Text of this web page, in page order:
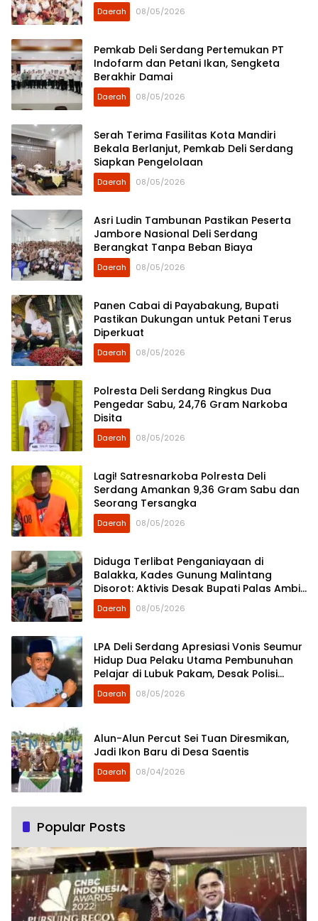
Daerah 08/05/2026
Pemkab Deli Serdang Pertemukan PT
Indofarm dan Petani Ikan, Sengketa
Berakhir Damai
Daerah 08/05/2026
Serah Terima Fasilitas Kota Mandiri
Bekala Berlanjut, Pemkab Deli Serdang
Siapkan Pengelolaan
Daerah 08/05/2026
Asri Ludin Tambunan Pastikan Peserta
Jambore Nasional Deli Serdang
Berangkat Tanpa Beban Biaya
Daerah 08/05/2026
Panen Cabai di Payabakung, Bupati
Pastikan Dukungan untuk Petani Terus
Diperkuat
Daerah 08/05/2026
Polresta Deli Serdang Ringkus Dua
Pengedar Sabu, 24,76 Gram Narkoba
Disita
Daerah 08/05/2026
Lagi! Satresnarkoba Polresta Deli
Serdang Amankan 9,36 Gram Sabu dan
Seorang Tersangka
Daerah 08/05/2026
Diduga Terlibat Penganiayaan di
Balakka, Kades Gunung Malintang
Disorot: Aktivis Desak Bupati Palas Ambil
Sikap
Daerah 08/05/2026
LPA Deli Serdang Apresiasi Vonis Seumur
Hidup Dua Pelaku Utama Pembunuhan
Pelajar di Lubuk Pakam, Desak Polisi
Segera Tangkap DPO
Daerah 08/05/2026
Alun-Alun Percut Sei Tuan Diresmikan,
Jadi Ikon Baru di Desa Saentis
Daerah 08/04/2026
Popular Posts